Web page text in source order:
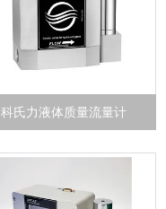
科氏力液体质量流量计